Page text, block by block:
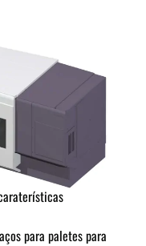
para paletes para